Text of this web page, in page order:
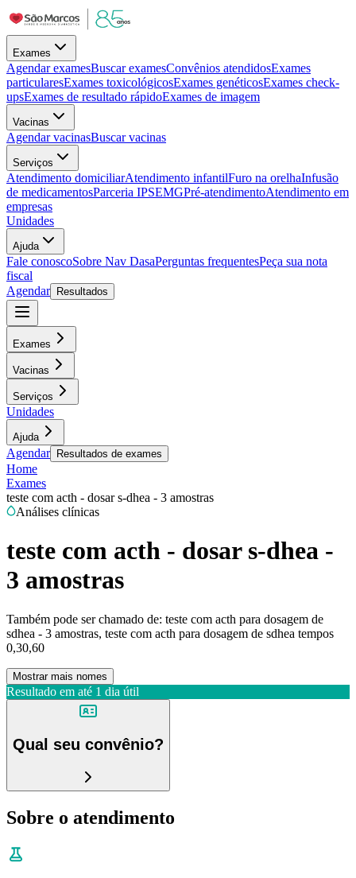
Exames
Agendar examesBuscar examesConvênios atendidosExames
particularesExames toxicológicosExames genéticosExames check-
upsExames de resultado rápidoExames de imagem
Vacinas
Agendar vacinasBuscar vacinas
Serviços
Atendimento domiciliarAtendimento infantilFuro na orelhaInfusão
de medicamentosParceria IPSEMGPré-atendimentoAtendimento em
empresas
Unidades
Ajuda
Fale conoscoSobre Nav DasaPerguntas frequentesPeça sua nota
fiscal
Agendar
Resultados
Exames
Vacinas
Serviços
Unidades
Ajuda
Agendar Resultados de exames
Home
Exames
teste com acth - dosar s-dhea - 3 amostras
Análises clínicas
teste com acth - dosar s-dhea -
3 amostras
Também pode ser chamado de: teste com acth para dosagem de
sdhea - 3 amostras, teste com acth para dosagem de sdhea tempos
0,30,60
Mostrar mais nomes
Resultado em até 1 dia útil
Qual seu convênio?
Sobre o atendimento